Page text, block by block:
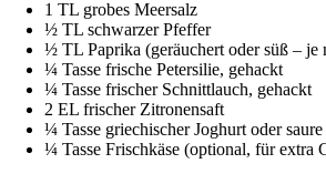
1 TL grobes Meersalz
½ TL schwarzer Pfeffer
½ TL Paprika (geräuchert oder süß – je
¼ Tasse frische Petersilie, gehackt
¼ Tasse frischer Schnittlauch, gehackt
2 EL frischer Zitronensaft
¼ Tasse griechischer Joghurt oder saure
¼ Tasse Frischkäse (optional, für extra